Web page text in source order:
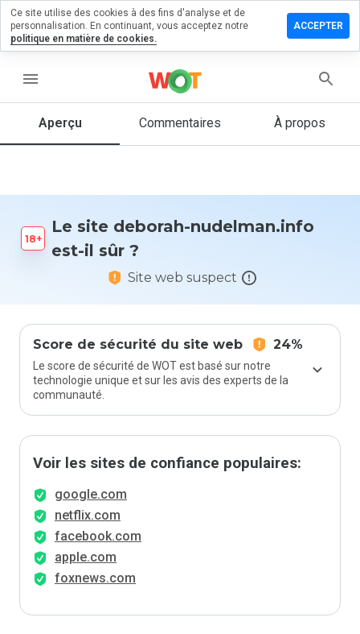
menu
Aperçu Commentaires À propos
Le site deborah-nudelman.info
est-il sûr ?
Site web suspect
Score de sécurité du site web 24%
Le score de sécurité de WOT est basé sur notre
technologie unique et sur les avis des experts de la
communauté.
Voir les sites de confiance populaires:
google.com
netflix.com
facebook.com
apple.com
foxnews.com
un
1 et 5
vous à ce
site ?
Ce site utilise des cookies à des fins d'analyse et de
personnalisation. En continuant, vous acceptez notre
politique en matière de cookies.
ACCEPTER